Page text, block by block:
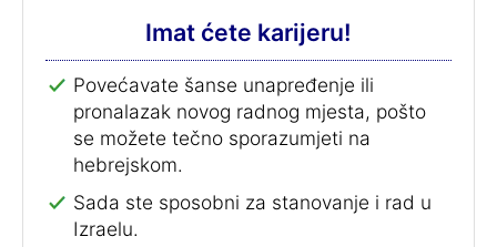
Imat ćete karijeru!
Povećavate šanse unapređenje ili
pronalazak novog radnog mjesta, pošto
se možete tečno sporazumjeti na
hebrejskom.
Sada ste sposobni za stanovanje i rad u
Izraelu.